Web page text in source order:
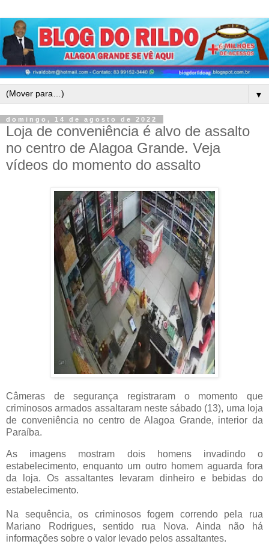
▼
domingo, 14 de agosto de 2022
Loja de conveniência é alvo de assalto
no centro de Alagoa Grande. Veja
vídeos do momento do assalto
Câmeras de segurança registraram o momento que
criminosos armados assaltaramneste sábado (13), uma loja
de conveniência no centro de Alagoa Grande, interior da
Paraíba.
As imagens mostram dois homens invadindo o
estabelecimento, enquanto um outro homem aguarda fora
da loja. Os assaltantes levaram dinheiro e bebidas do
estabelecimento.
Na sequência, os criminosos fogem correndo pela rua
Mariano Rodrigues, sentido rua Nova. Ainda não há
informações sobre o valor levado pelos assaltantes.